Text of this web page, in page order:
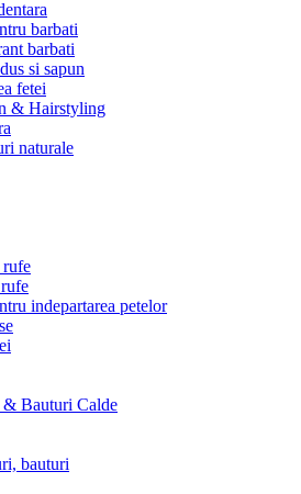
barbati
barbati
si sapun
fetei
& Hairstyling
naturale
rufe
indepartarea petelor
& Bauturi Calde
bauturi